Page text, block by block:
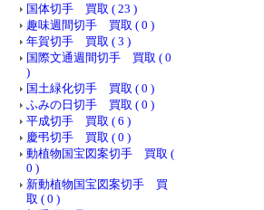
国体切手 買取 ( 23 )
趣味週間切手 買取 ( 0 )
年賀切手 買取 ( 3 )
国際文通週間切手 買取 ( 0
)
国土緑化切手 買取 ( 0 )
ふみの日切手 買取 ( 0 )
平成切手 買取 ( 6 )
慶弔切手 買取 ( 0 )
動植物国宝図案切手 買取 (
0 )
新動植物国宝図案切手 買
取 ( 0 )